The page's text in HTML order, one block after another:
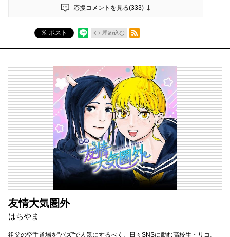
応援コメントを見る(333)
ポスト 埋め込む
RSSフィード
友情大気圏外
はちやま
祖父の空手道場を"バズ"で人気にするべく、日々SNSに励む高校生・リコ。